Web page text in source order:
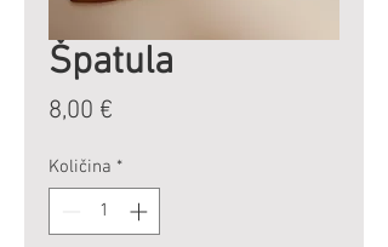
Špatula
8,00 €
Količina *